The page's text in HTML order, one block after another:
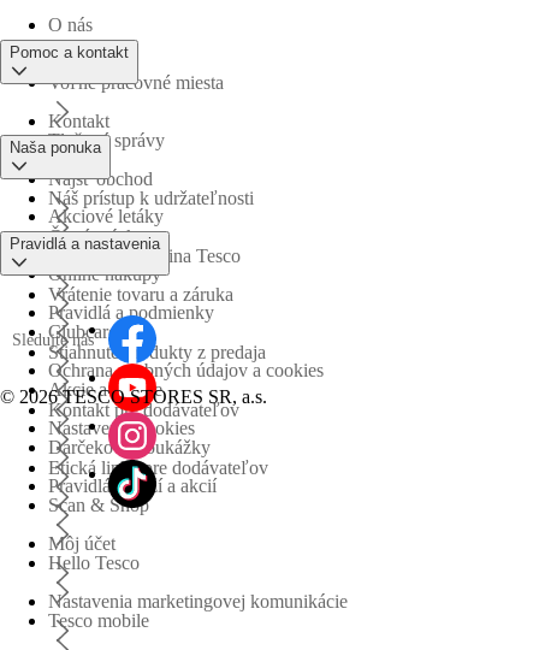
O nás
Voľné pracovné miesta
Tlačové správy
Náš prístup k udržateľnosti
Obchodná skupina Tesco
Pomoc a kontakt
Kontakt
Nájsť obchod
Časté otázky
Vrátenie tovaru a záruka
Stiahnuté produkty z predaja
Kontakt pre dodávateľov
Etická linka pre dodávateľov
Naša ponuka
Akciové letáky
Online nákupy
Clubcard
Akcie a súťaže
Darčekové poukážky
Scan & Shop
Hello Tesco
Tesco mobile
Pravidlá a nastavenia
Pravidlá a podmienky
Ochrana osobných údajov a cookies
Nastavenia cookies
Pravidlá súťaží a akcií
Môj účet
Nastavenia marketingovej komunikácie
Sledujte nás
© 2026 TESCO STORES SR, a.s.